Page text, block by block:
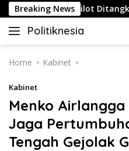
Skip
to
content
Breaking News
Buntut Pilot Ditangkap di
Politiknesia
Politiknesia.com
Home Kabinet
Kabinet
Menko
Jaga
Tengah Gejolak